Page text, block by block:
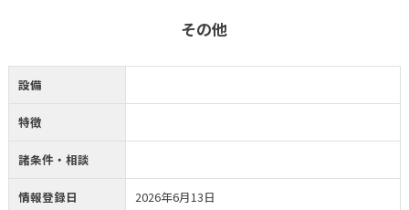
その他
設備
特徴
諸条件・相談
情報登録日 2026年6月13日